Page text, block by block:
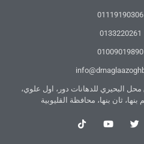
01119190306
0133220261
01009019890
البحيري للدهانات دور، اول علوي،
ثان بنها، محافظة القليوبية